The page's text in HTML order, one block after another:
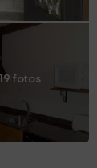
fotos